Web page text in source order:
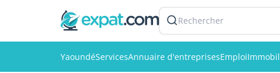
Rechercher
YaoundéServicesAnnuaire d'entreprisesEmploi